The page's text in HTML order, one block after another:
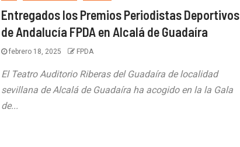
Entregados los Premios Periodistas Deportivos
de Andalucía FPDA en Alcalá de Guadaíra
febrero 18, 2025 FPDA
El Teatro Auditorio Riberas del Guadaíra de localidad
sevillana de Alcalá de Guadaíra ha acogido en la la Gala
de...